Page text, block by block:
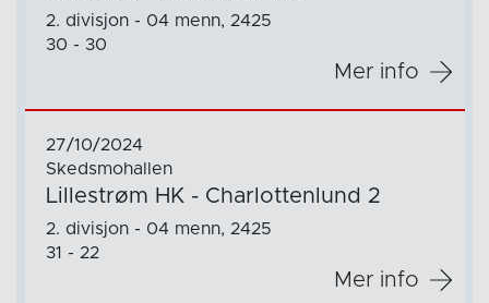
2. divisjon - 04 menn, 2425
30 - 30
Mer info
27/10/2024
Skedsmohallen
Lillestrøm HK - Charlottenlund 2
2. divisjon - 04 menn, 2425
31 - 22
Mer info